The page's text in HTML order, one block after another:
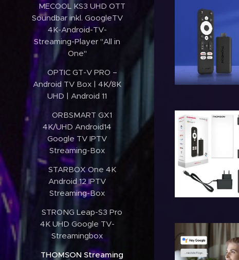
✔️MECOOL KS3 UHD OTT
Soundbar inkl. GoogleTV
4K-Android-TV-
Streaming-Player "All in
One"
✔️OPTIC GT-V PRO –
Android TV Box | 4K/8K
UHD | Android 11
✔️ORBSMART GX1
4K/UHD Android14
Google TV IPTV
Streaming-Box
✔️STARBOX One 4K
Android 12 IPTV
Streaming-Box
✔️STRONG Leap-S3 Pro
4K UHD Google TV-
Streamingbox
✔️THOMSON Streaming